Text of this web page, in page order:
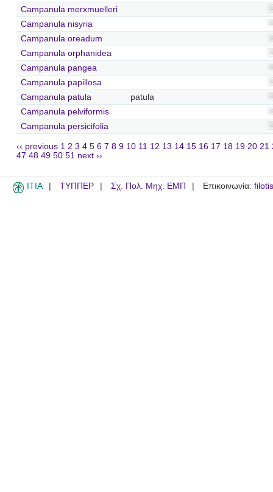
Campanula merxmuelleri
Campanula nisyria
Campanula oreadum
Campanula orphanidea
Campanula pangea
Campanula papillosa
Campanula patula
patula
Campanula pelviformis
Campanula persicifolia
‹‹ previous 1 2 3 4 5 6 7 8 9 10 11 12 13 14 15 16 17 18 19 20 21
47 48 49 50 51 next ››
ITIA ΤΥΠΠΕΡ Σχ. Πολ. Μηχ. ΕΜΠ Επικοινωνία: